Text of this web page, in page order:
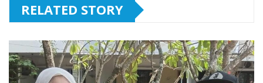
RELATED STORY